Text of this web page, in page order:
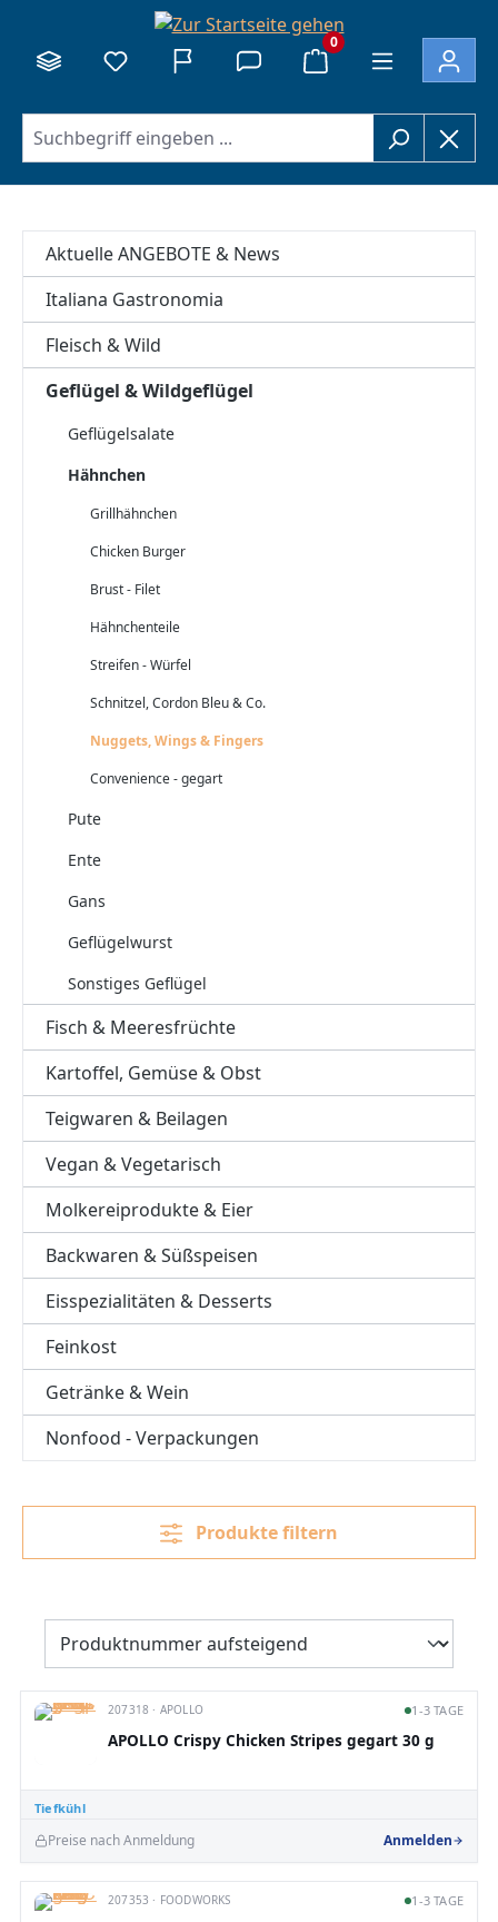
0
Aktuelle ANGEBOTE & News
Italiana Gastronomia
Fleisch & Wild
Geflügel & Wildgeflügel
Geflügelsalate
Hähnchen
Grillhähnchen
Chicken Burger
Brust - Filet
Hähnchenteile
Streifen - Würfel
Schnitzel, Cordon Bleu & Co.
Nuggets, Wings & Fingers
Convenience - gegart
Pute
Ente
Gans
Geflügelwurst
Sonstiges Geflügel
Fisch & Meeresfrüchte
Kartoffel, Gemüse & Obst
Teigwaren & Beilagen
Vegan & Vegetarisch
Molkereiprodukte & Eier
Backwaren & Süßspeisen
Eisspezialitäten & Desserts
Feinkost
Getränke & Wein
Nonfood - Verpackungen
Produkte filtern
Tiefkühl
207318 · APOLLO 1-3 TAGE
APOLLO Crispy Chicken Stripes gegart 30 g
Preise nach Anmeldung Anmelden
207353 · FOODWORKS 1-3 TAGE